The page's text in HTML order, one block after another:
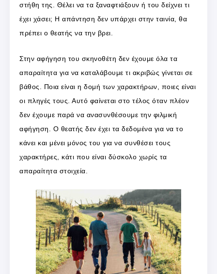
στήθη της. Θέλει να τα ξαναφτιάξουν ή του δείχνει τι
έχει χάσει; Η απάντηση δεν υπάρχει στην ταινία, θα
πρέπει ο θεατής να την βρει.
Στην αφήγηση του σκηνοθέτη δεν έχουμε όλα τα
απαραίτητα για να καταλάβουμε τι ακριβώς γίνεται σε
βάθος. Ποια είναι η δομή των χαρακτήρων, ποιες είναι
οι πληγές τους. Αυτό φαίνεται στο τέλος όταν πλέον
δεν έχουμε παρά να ανασυνθέσουμε την φιλμική
αφήγηση. Ο θεατής δεν έχει τα δεδομένα για να το
κάνει και μένει μόνος του για να συνθέσει τους
χαρακτήρες, κάτι που είναι δύσκολο χωρίς τα
απαραίτητα στοιχεία.